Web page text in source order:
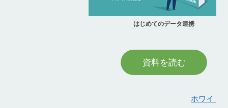
はじめてのデータ連携
資料を読む
ホワイト